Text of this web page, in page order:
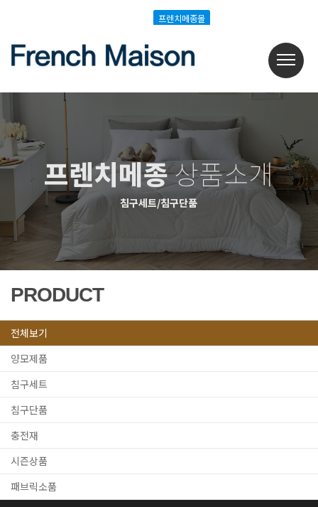
프렌치메종몰
프렌치메종상품소개
침구세트/침구단품
PRODUCT
전체보기
양모제품
침구세트
침구단품
충전재
시즌상품
패브릭소품